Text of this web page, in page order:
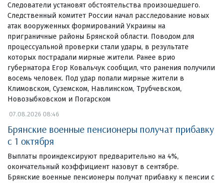
Следователи установят обстоятельства произошедшего.
Следственный комитет России начал расследование новых
атак вооруженных формирований Украины на
приграничные районы Брянской области. Поводом для
процессуальной проверки стали удары, в результате
которых пострадали мирные жители. Ранее врио
губернатора Егор Ковальчук сообщил, что ранения получили
восемь человек. Под удар попали мирные жители в
Климовском, Суземском, Навлинском, Трубчевском,
Новозыбковском и Погарском
07.08.2026 08:46
Брянские военные пенсионеры получат прибавку
с 1 октября
Выплаты проиндексируют предварительно на 4%,
окончательный коэффициент назовут в сентябре.
Брянские военные пенсионеры получат прибавку к пенсии с